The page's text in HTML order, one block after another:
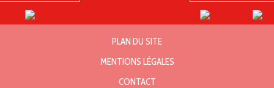
PLAN DU SITE
MENTIONS LÉGALES
CONTACT